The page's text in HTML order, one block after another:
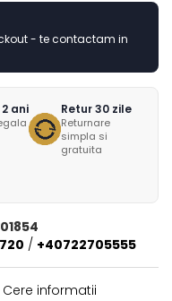
- te contactam in
ani Retur 30 zile
Returnare
simpla si
gratuita
/ +40722705555
Cere informatii